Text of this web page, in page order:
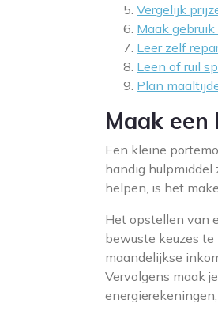
Vergelijk
Maak
Leer zelf
Leen of ruil
Plan
Maak een
Een kleine
handig hulpmiddel
helpen, is het
Het opstellen van
bewuste keuzes
maandelijkse
Vervolgens maak